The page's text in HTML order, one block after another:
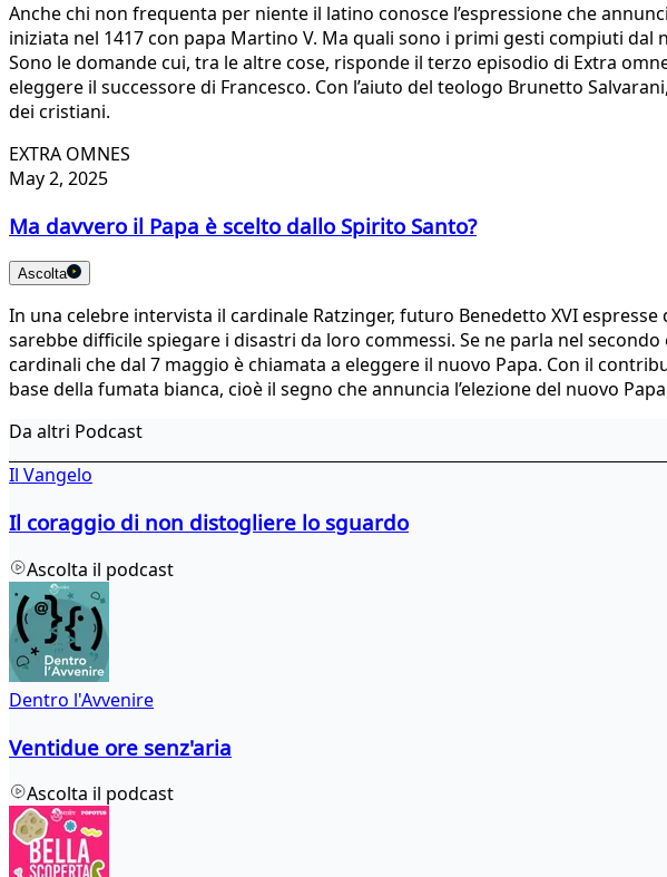
Anche chi non frequenta per niente il latino conosce l’espressione che
iniziata nel 1417 con papa Martino V. Ma quali sono i primi gesti compiuti dal
Sono le domande cui, tra le altre cose, risponde il terzo episodio di Extra
eleggere il successore di Francesco. Con l’aiuto del teologo Brunetto
dei cristiani.
EXTRA OMNES
May 2, 2025
Ma davvero il Papa è scelto dallo Spirito Santo?
Ascolta
In una celebre intervista il cardinale Ratzinger, futuro Benedetto XVI
sarebbe difficile spiegare i disastri da loro commessi. Se ne parla nel
cardinali che dal 7 maggio è chiamata a eleggere il nuovo Papa. Con il
base della fumata bianca, cioè il segno che annuncia l’elezione del nuovo
Da altri Podcast
Il Vangelo
Il coraggio di non distogliere lo sguardo
Ascolta il podcast
Dentro l'Avvenire
Ventidue ore senz'aria
Ascolta il podcast